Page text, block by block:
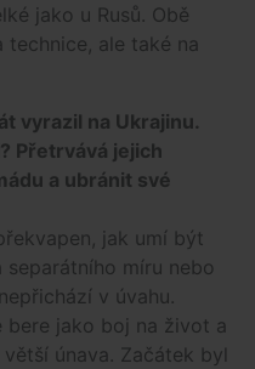
jako u Rusů. Obě
ale také na
vyrazil na Ukrajinu.
Přetrvává jejich
a ubránit své
jak umí být
míru nebo
v úvahu.
jako boj na život a
únava. Začátek byl